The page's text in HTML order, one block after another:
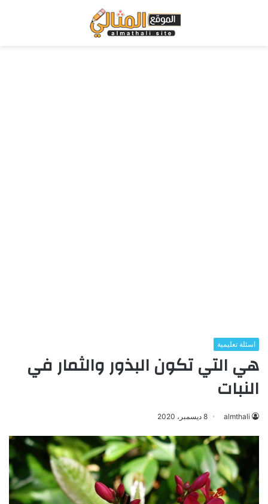
اسئلة تعليمية
هي التي تكون البذور والثمار في
النبات
almthali 8 ديسمبر، 2020